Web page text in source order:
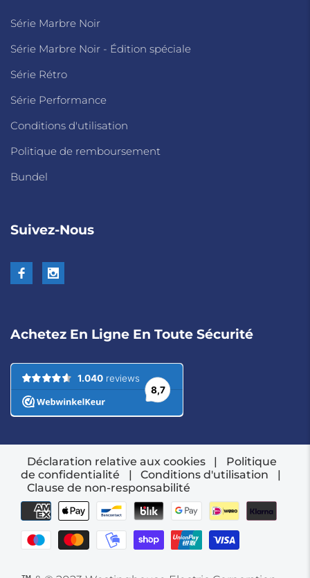
Série Marbre Noir
Série Marbre Noir - Édition spéciale
Série Rétro
Série Performance
Conditions d'utilisation
Politique de remboursement
Bundel
Suivez-Nous
Achetez En Ligne En Toute Sécurité
Déclaration relative aux cookies |
Politique
de confidentialité
| Conditions d'utilisation
|
Clause de non-responsabilité